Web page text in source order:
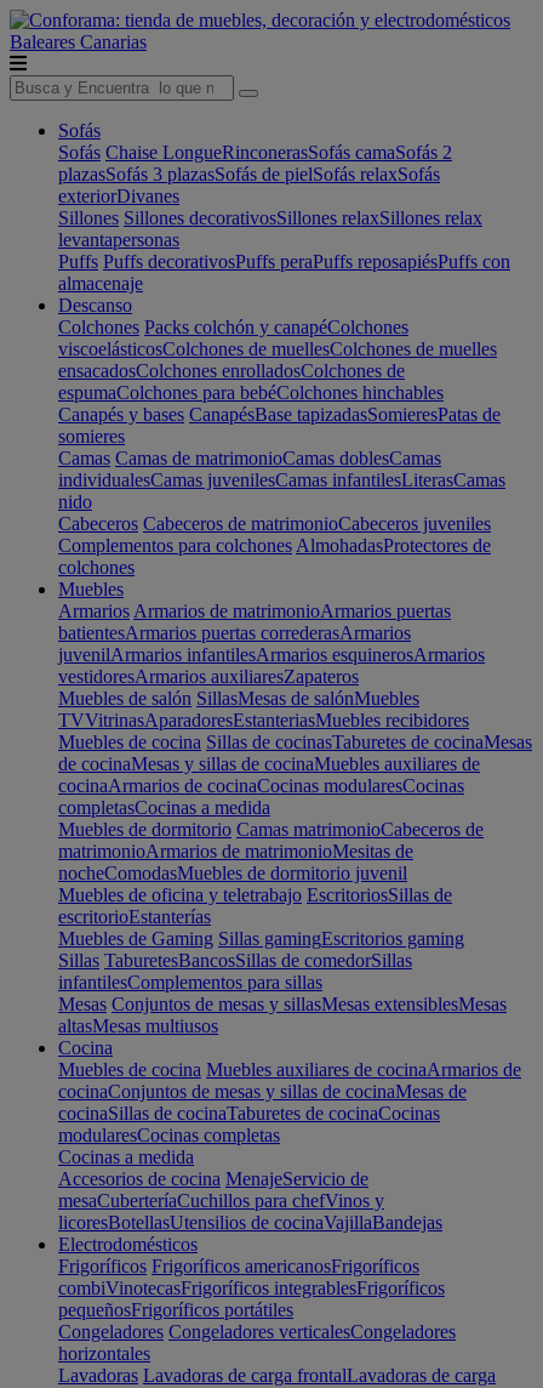
Baleares Canarias
Sofás
Sofás Chaise LongueRinconerasSofás camaSofás 2
plazasSofás 3 plazasSofás de pielSofás relaxSofás
exteriorDivanes
Sillones Sillones decorativosSillones relaxSillones relax
levantapersonas
Puffs Puffs decorativosPuffs peraPuffs reposapiésPuffs con
almacenaje
Descanso
Colchones Packs colchón y canapéColchones
viscoelásticosColchones de muellesColchones de muelles
ensacadosColchones enrolladosColchones de
espumaColchones para bebéColchones hinchables
Canapés y bases CanapésBase tapizadasSomieresPatas de
somieres
Camas Camas de matrimonioCamas doblesCamas
individualesCamas juvenilesCamas infantilesLiterasCamas
nido
Cabeceros Cabeceros de matrimonioCabeceros juveniles
Complementos para colchones AlmohadasProtectores de
colchones
Muebles
Armarios Armarios de matrimonioArmarios puertas
batientesArmarios puertas correderasArmarios
juvenilArmarios infantilesArmarios esquinerosArmarios
vestidoresArmarios auxiliaresZapateros
Muebles de salón SillasMesas de salónMuebles
TVVitrinasAparadoresEstanteriasMuebles recibidores
Muebles de cocina Sillas de cocinasTaburetes de cocinaMesas
de cocinaMesas y sillas de cocinaMuebles auxiliares de
cocinaArmarios de cocinaCocinas modularesCocinas
completasCocinas a medida
Muebles de dormitorio Camas matrimonioCabeceros de
matrimonioArmarios de matrimonioMesitas de
nocheComodasMuebles de dormitorio juvenil
Muebles de oficina y teletrabajo EscritoriosSillas de
escritorioEstanterías
Muebles de Gaming Sillas gamingEscritorios gaming
Sillas TaburetesBancosSillas de comedorSillas
infantilesComplementos para sillas
Mesas Conjuntos de mesas y sillasMesas extensiblesMesas
altasMesas multiusos
Cocina
Muebles de cocina Muebles auxiliares de cocinaArmarios de
cocinaConjuntos de mesas y sillas de cocinaMesas de
cocinaSillas de cocinaTaburetes de cocinaCocinas
modularesCocinas completas
Cocinas a medida
Accesorios de cocina MenajeServicio de
mesaCuberteríaCuchillos para chefVinos y
licoresBotellasUtensilios de cocinaVajillaBandejas
Electrodomésticos
Frigoríficos Frigoríficos americanosFrigoríficos
combiVinotecasFrigoríficos integrablesFrigoríficos
pequeñosFrigoríficos portátiles
Congeladores Congeladores verticalesCongeladores
horizontales
Lavadoras Lavadoras de carga frontalLavadoras de carga